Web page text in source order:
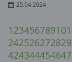
25.04.2024
12345678910
242526272829
424344454647